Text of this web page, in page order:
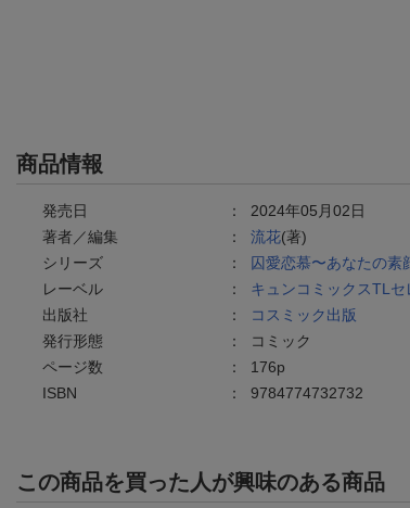
商品情報
発売日 ： 2024年05月02日
著者／編集
： 流花(著)
シリーズ
：
囚愛恋慕〜あなたの素
レーベル
： キュンコミックスTLセ
出版社
：
コスミック出版
発行形態
：
コミック
ページ数
： 176p
ISBN
： 9784774732732
この商品を買った人が興味のある商品